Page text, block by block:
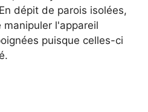
dépit de parois isolées,
l'appareil
puisque celles-ci